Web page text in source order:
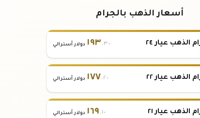
أسعار الذهب بالجرام
الذهب عيار ٢٤ ١٩٣ .٣٠ دولار أسترالي
الذهب عيار ٢٢ ١٧٧ .٢٠ دولار أسترالي
الذهب عيار ٢١ ١٦٩ .١٠ دولار أسترالي